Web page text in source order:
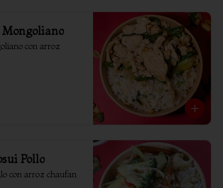
Mongoliano
con arroz
Pollo
con arroz chaufan